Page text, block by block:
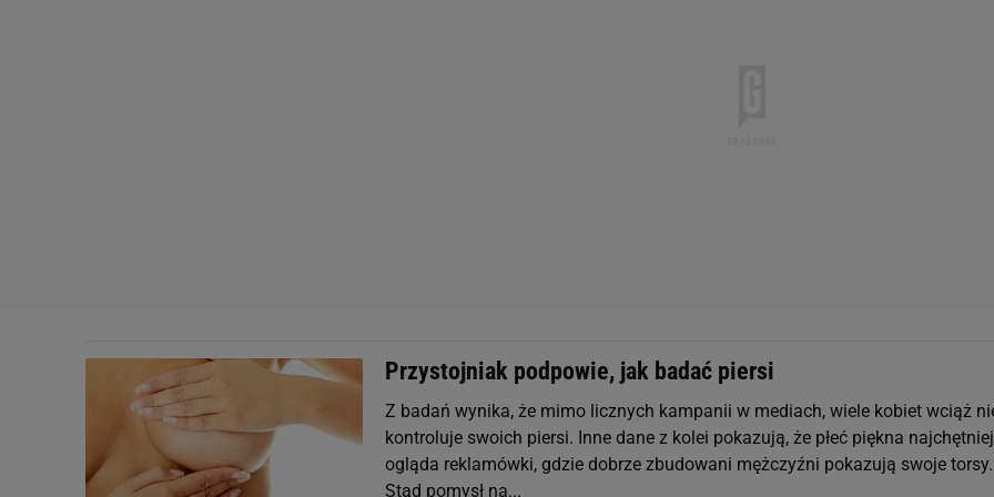
Przystojniak podpowie, jak badać piersi
Z badań wynika, że mimo licznych kampanii w mediach, wiele kobiet wciąż
kontroluje swoich piersi. Inne dane z kolei pokazują, że płeć piękna najchętniej
ogląda reklamówki, gdzie dobrze zbudowani mężczyźni pokazują swoje torsy.
Stąd pomysł na...